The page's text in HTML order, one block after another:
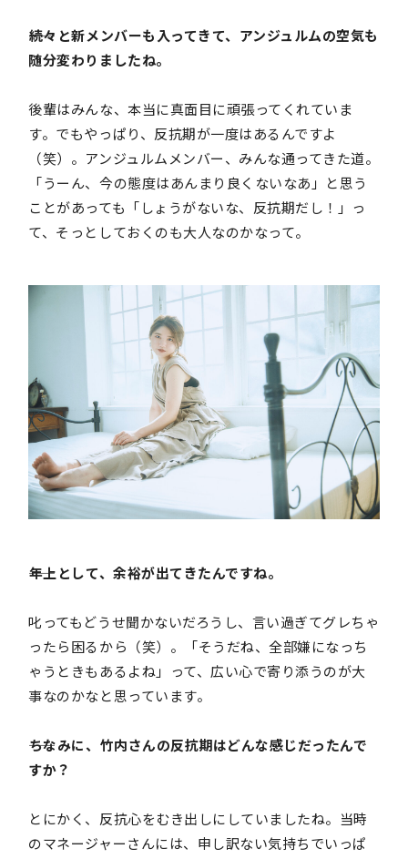
――続々と新メンバーも入ってきて、アンジュルムの空気も
随分変わりましたね。
後輩はみんな、本当に真面目に頑張ってくれていま
す。でもやっぱり、反抗期が一度はあるんですよ
（笑）。アンジュルムメンバー、みんな通ってきた道。
「うーん、今の態度はあんまり良くないなあ」と思う
ことがあっても「しょうがないな、反抗期だし！」っ
て、そっとしておくのも大人なのかなって。
――年上として、余裕が出てきたんですね。
叱ってもどうせ聞かないだろうし、言い過ぎてグレちゃ
ったら困るから（笑）。「そうだね、全部嫌になっち
ゃうときもあるよね」って、広い心で寄り添うのが大
事なのかなと思っています。
――ちなみに、竹内さんの反抗期はどんな感じだったんで
すか？
とにかく、反抗心をむき出しにしていましたね。当時
のマネージャーさんには、申し訳ない気持ちでいっぱ